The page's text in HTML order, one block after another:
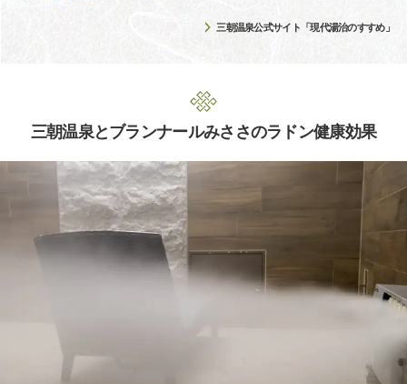
三朝温泉公式サイト「現代湯治のすすめ」
三朝温泉とブランナールみささのラドン健康効果